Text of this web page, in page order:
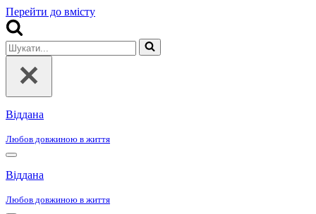
Перейти до вмісту
Шукати...
Віддана
Любов довжиною в життя
Меню
навігації
Віддана
Любов довжиною в життя